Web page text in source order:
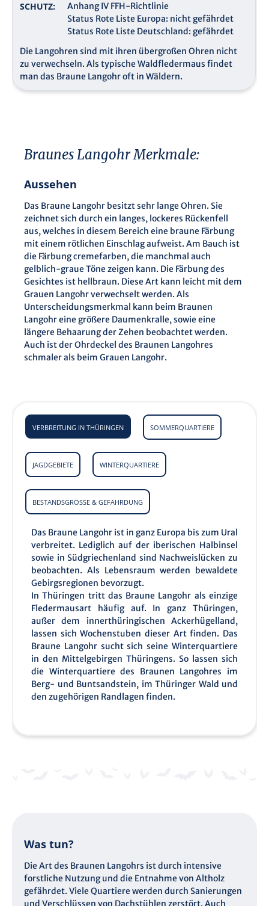
SCHUTZ:
Anhang IV FFH-Richtlinie
Status Rote Liste Europa: nicht gefährdet
Status Rote Liste Deutschland: gefährdet
Die Langohren sind mit ihren übergroßen Ohren nicht
zu verwechseln. Als typische Waldfledermaus findet
man das Braune Langohr oft in Wäldern.
Braunes Langohr Merkmale:
Aussehen
Das Braune Langohr besitzt sehr lange Ohren. Sie
zeichnet sich durch ein langes, lockeres Rückenfell
aus, welches in diesem Bereich eine braune Färbung
mit einem rötlichen Einschlag aufweist. Am Bauch ist
die Färbung cremefarben, die manchmal auch
gelblich-graue Töne zeigen kann. Die Färbung des
Gesichtes ist hellbraun. Diese Art kann leicht mit dem
Grauen Langohr verwechselt werden. Als
Unterscheidungsmerkmal kann beim Braunen
Langohr eine größere Daumenkralle, sowie eine
längere Behaarung der Zehen beobachtet werden.
Auch ist der Ohrdeckel des Braunen Langohres
schmaler als beim Grauen Langohr.
VERBREITUNG IN THÜRINGEN SOMMERQUARTIERE
JAGDGEBIETE WINTERQUARTIERE
BESTANDSGRÖSSE & GEFÄHRDUNG
Das Braune Langohr ist in ganz Europa bis zum Ural
verbreitet. Lediglich auf der iberischen Halbinsel
sowie in Südgriechenland sind Nachweislücken zu
beobachten. Als Lebensraum werden bewaldete
Gebirgsregionen bevorzugt.
In Thüringen tritt das Braune Langohr als einzige
Fledermausart häufig auf. In ganz Thüringen,
außer dem innerthüringischen Ackerhügelland,
lassen sich Wochenstuben dieser Art finden. Das
Braune Langohr sucht sich seine Winterquartiere
in den Mittelgebirgen Thüringens. So lassen sich
die Winterquartiere des Braunen Langohres im
Berg- und Buntsandstein, im Thüringer Wald und
den zugehörigen Randlagen finden.
Was tun?
Die Art des Braunen Langohrs ist durch intensive
forstliche Nutzung und die Entnahme von Altholz
gefährdet. Viele Quartiere werden durch Sanierungen
und Verschlüssen von Dachstühlen zerstört. Auch